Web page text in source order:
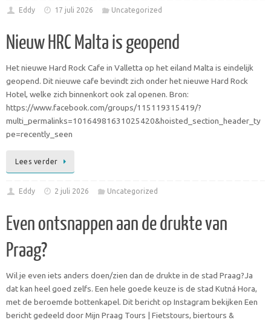
Eddy 17 juli 2026 Uncategorized
Nieuw HRC Malta is geopend
Het nieuwe Hard Rock Cafe in Valletta op het eiland Malta is eindelijk
geopend. Dit nieuwe cafe bevindt zich onder het nieuwe Hard Rock
Hotel, welke zich binnenkort ook zal openen. Bron:
https://www.facebook.com/groups/115119315419/?
multi_permalinks=10164981631025420&hoisted_section_header_ty
pe=recently_seen
Lees verder
Eddy 2 juli 2026 Uncategorized
Even ontsnappen aan de drukte van
Praag?
Wil je even iets anders doen/zien dan de drukte in de stad Praag?Ja
dat kan heel goed zelfs. Een hele goede keuze is de stad Kutná Hora,
met de beroemde bottenkapel. Dit bericht op Instagram bekijken Een
bericht gedeeld door Mijn Praag Tours | Fietstours, biertours &